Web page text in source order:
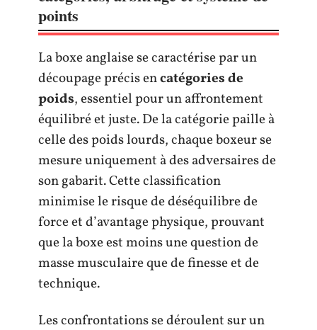
points
La boxe anglaise se caractérise par un
découpage précis encatégories de
poids, essentiel pour un affrontement
équilibré et juste. De la catégorie paille à
celle des poids lourds, chaque boxeur se
mesure uniquement à des adversaires de
son gabarit. Cette classification
minimise le risque de déséquilibre de
force et d’avantage physique, prouvant
que la boxe est moins une question de
masse musculaire que de finesse et de
technique.
Les confrontations se déroulent sur un